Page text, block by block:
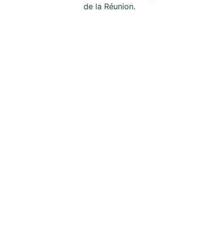
de la Réunion.